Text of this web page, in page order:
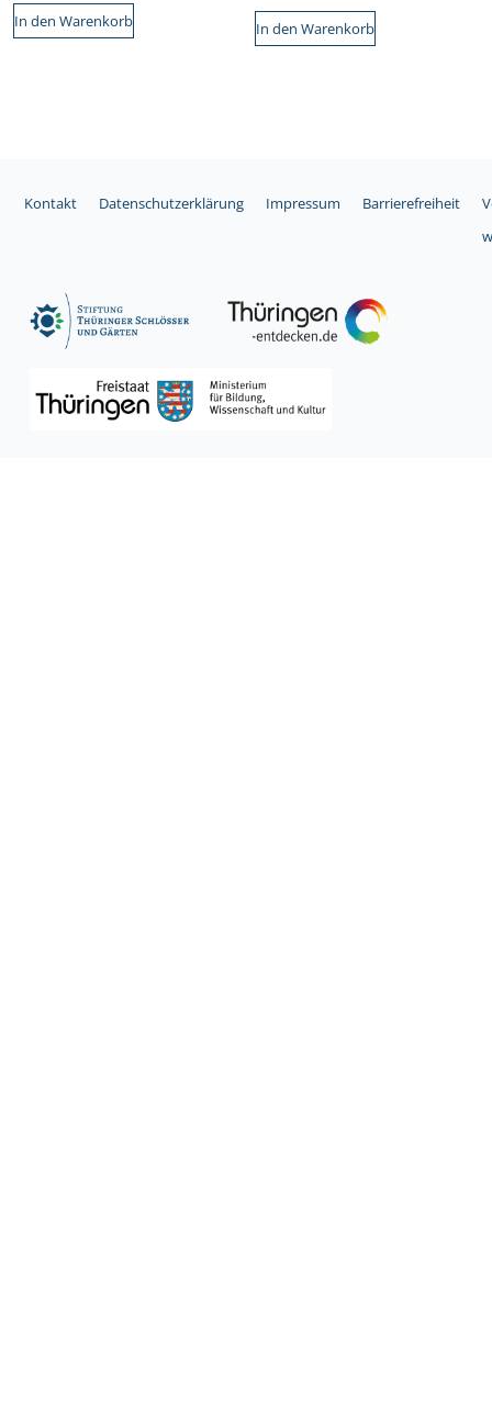
In den Warenkorb In den Warenkorb
Kontakt Datenschutzerklärung Impressum Barrierefreiheit